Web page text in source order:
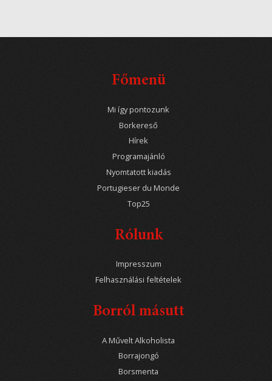
Főmenü
Mi így pontozunk
Borkereső
Hírek
Programajánló
Nyomtatott kiadás
Portugieser du Monde
Top25
Rólunk
Impresszum
Felhasználási feltételek
Borról másutt
A Művelt Alkoholista
Borrajongó
Borsmenta